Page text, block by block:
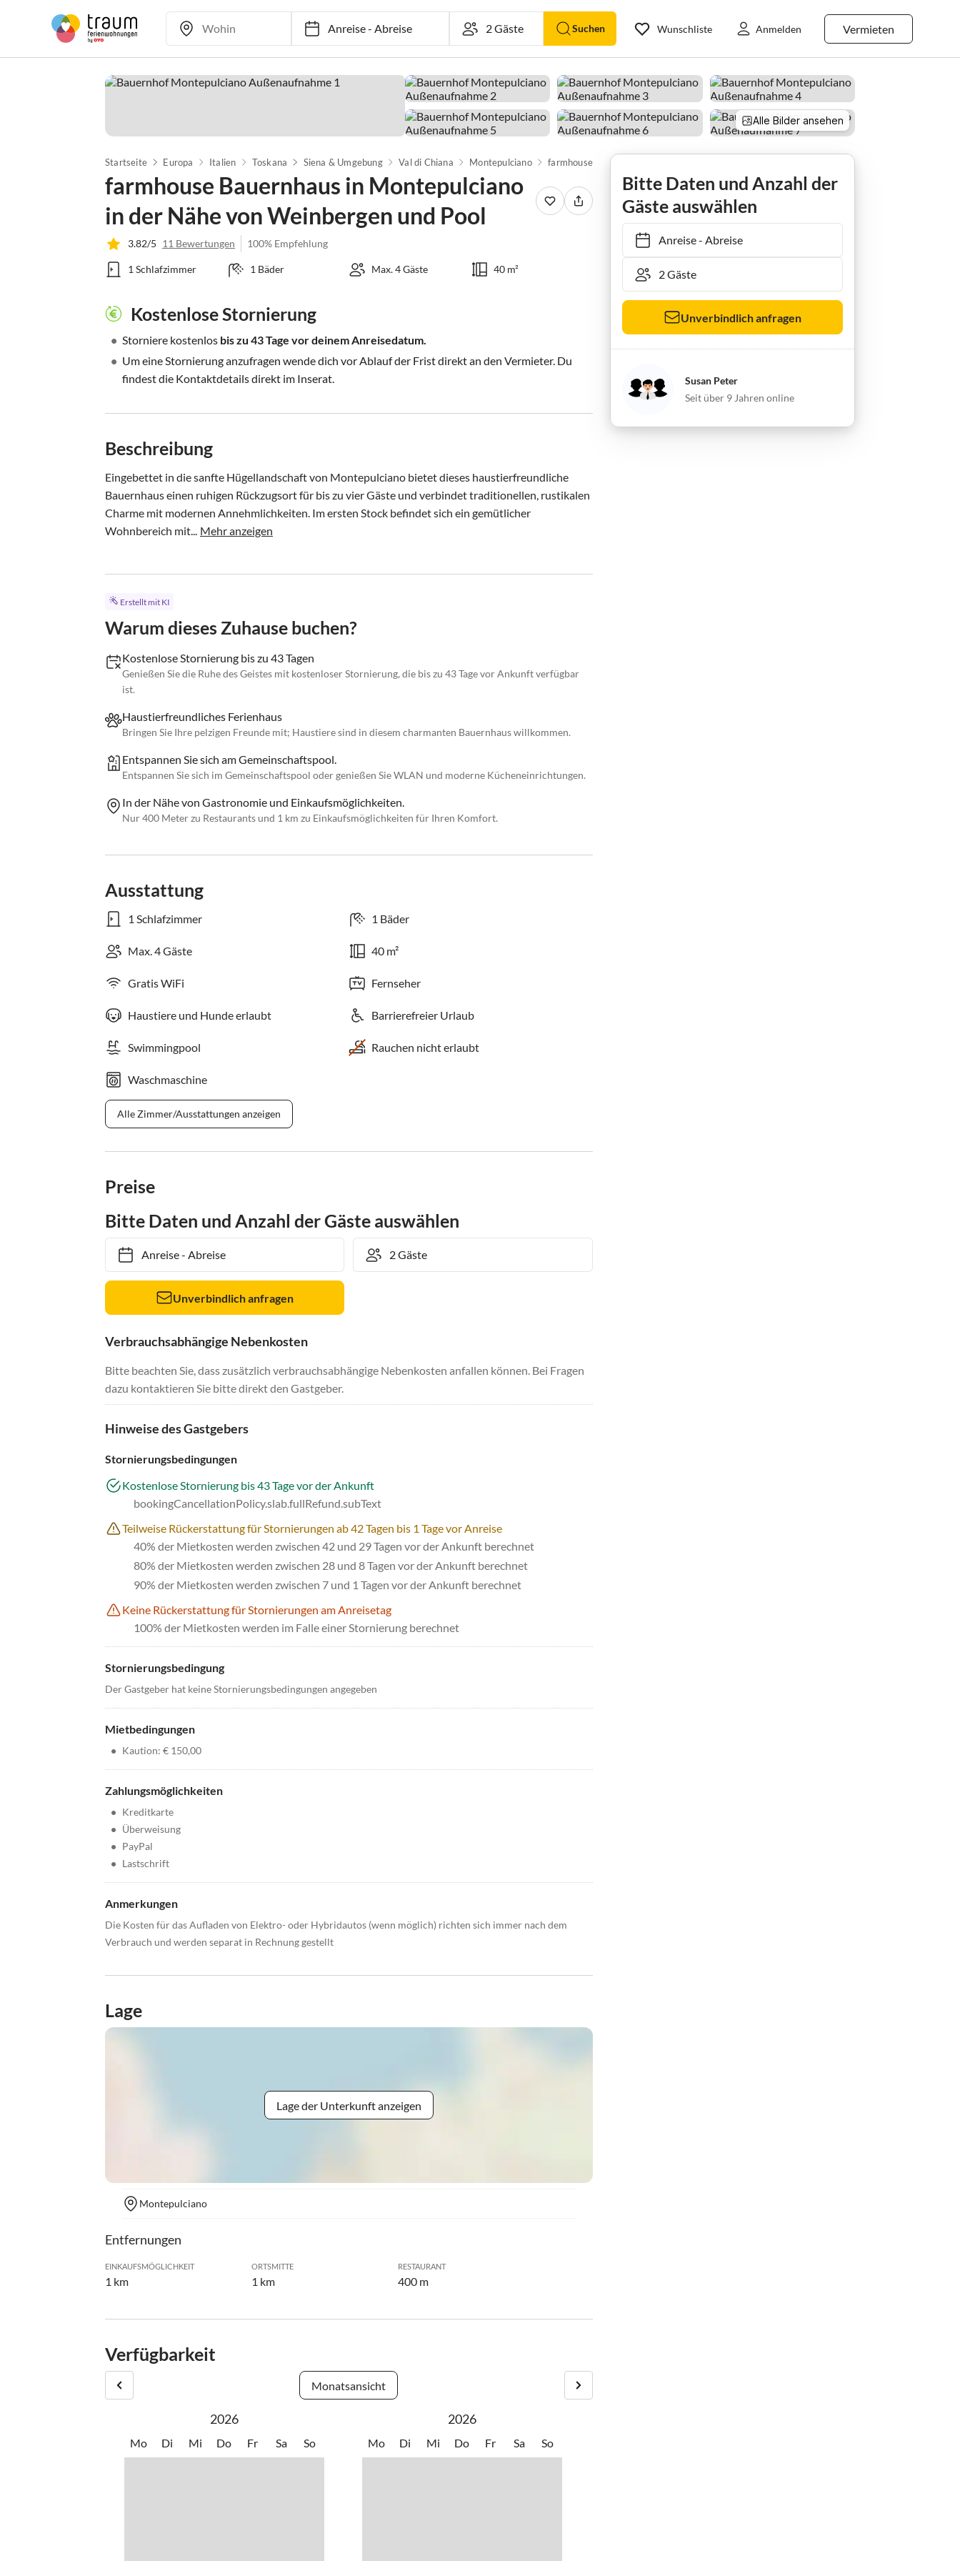
Anreise-Abreise Suchen Vermieten
Wunschliste Anmelden
Alle Bilder ansehen
Startseite Europa Italien Toskana Siena & Umgebung Val di Chiana Montepulciano
farmhouse Bauernhaus in Montepulciano
in der Nähe von Weinbergen und Pool
3.82/5 11 Bewertungen 100% Empfehlung
1 Schlafzimmer 1 Bäder Max. 4 Gäste 40 m²
Kostenlose Stornierung
• Storniere kostenlos bis zu 43 Tage vor deinem Anreisedatum.
• Um eine Stornierung anzufragen wende dich vor Ablauf der Frist direkt an den Vermieter. Du
findest die Kontaktdetails direkt im Inserat.
Beschreibung
Eingebettet in die sanfte Hügellandschaft von Montepulciano bietet dieses haustierfreundliche
Bauernhaus einen ruhigen Rückzugsort für bis zu vier Gäste und verbindet traditionellen, rustikalen
Charme mit modernen Annehmlichkeiten. Im ersten Stock befindet sich ein gemütlicher
Wohnbereich mit... Mehr anzeigen
Erstellt mit KI
Warum dieses Zuhause buchen?
Kostenlose Stornierung bis zu 43 Tagen
Genießen Sie die Ruhe des Geistes mit kostenloser Stornierung, die bis zu 43 Tage vor Ankunft verfügbar
ist.
Haustierfreundliches Ferienhaus
Bringen Sie Ihre pelzigen Freunde mit; Haustiere sind in diesem charmanten Bauernhaus willkommen.
Entspannen Sie sich am Gemeinschaftspool.
Entspannen Sie sich im Gemeinschaftspool oder genießen Sie WLAN und moderne Kücheneinrichtungen.
In der Nähe von Gastronomie und Einkaufsmöglichkeiten.
Nur 400 Meter zu Restaurants und 1 km zu Einkaufsmöglichkeiten für Ihren Komfort.
Ausstattung
1 Schlafzimmer 1 Bäder
Max. 4 Gäste 40 m²
Gratis WiFi Fernseher
Haustiere und Hunde erlaubt Barrierefreier Urlaub
Swimmingpool Rauchen nicht erlaubt
Waschmaschine
Alle Zimmer/Ausstattungen anzeigen
Preise
Bitte Daten und Anzahl der Gäste auswählen
Anreise- Abreise
Unverbindlich anfragen
Verbrauchsabhängige Nebenkosten
Bitte beachten Sie, dass zusätzlich verbrauchsabhängige Nebenkosten anfallen können. Bei Fragen
dazu kontaktieren Sie bitte direkt den Gastgeber.
Hinweise des Gastgebers
Stornierungsbedingungen
Kostenlose Stornierung bis 43 Tage vor der Ankunft
bookingCancellationPolicy.slab.fullRefund.subText
Teilweise Rückerstattung für Stornierungen ab 42 Tagen bis 1 Tage vor Anreise
40% der Mietkosten werden zwischen 42 und 29 Tagen vor der Ankunft berechnet
80% der Mietkosten werden zwischen 28 und 8 Tagen vor der Ankunft berechnet
90% der Mietkosten werden zwischen 7 und 1 Tagen vor der Ankunft berechnet
Keine Rückerstattung für Stornierungen am Anreisetag
100% der Mietkosten werden im Falle einer Stornierung berechnet
Stornierungsbedingung
Der Gastgeber hat keine Stornierungsbedingungen angegeben
Mietbedingungen
• Kaution: € 150,00
Zahlungsmöglichkeiten
• Kreditkarte
• Überweisung
• PayPal
• Lastschrift
Anmerkungen
Die Kosten für das Aufladen von Elektro- oder Hybridautos (wenn möglich) richten sich immer nach dem
Verbrauch und werden separat in Rechnung gestellt
Lage
Lage der Unterkunft anzeigen
Montepulciano
Entfernungen
EINKAUFSMÖGLICHKEIT
1 km
ORTSMITTE
1 km
RESTAURANT
400 m
Verfügbarkeit
Monatsansicht
2026
Mo Di Mi Do Fr Sa So
2026
Mo Di Mi Do Fr Sa So
Bitte Daten und Anzahl der
Gäste auswählen
Anreise- Abreise
Unverbindlich anfragen
Susan Peter
Seit über 9 Jahren online